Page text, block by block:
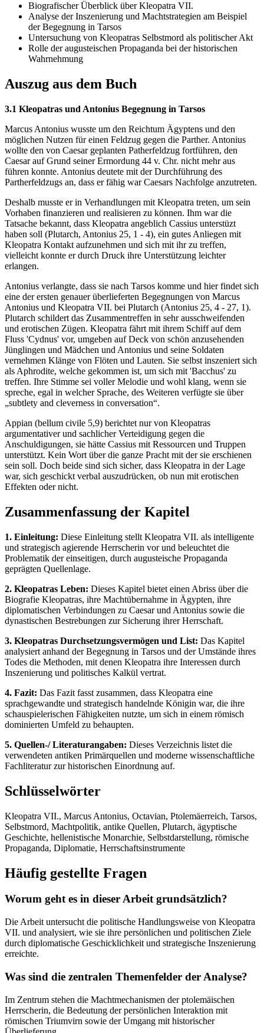
Biografischer Überblick über Kleopatra VII.
Analyse der Inszenierung und Machtstrategien am Beispiel
der Begegnung in Tarsos
Untersuchung von Kleopatras Selbstmord als politischer Akt
Rolle der augusteischen Propaganda bei der historischen
Wahrnehmung
Auszug aus dem Buch
3.1 Kleopatras und Antonius Begegnung in Tarsos
Marcus Antonius wusste um den Reichtum Ägyptens und den
möglichen Nutzen für einen Feldzug gegen die Parther. Antonius
wollte den von Caesar geplanten Patherfeldzug fortführen, den
Caesar auf Grund seiner Ermordung 44 v. Chr. nicht mehr aus
führen konnte. Antonius deutete mit der Durchführung des
Partherfeldzugs an, dass er fähig war Caesars Nachfolge anzutreten.
Deshalb musste er in Verhandlungen mit Kleopatra treten, um sein
Vorhaben finanzieren und realisieren zu können. Ihm war die
Tatsache bekannt, dass Kleopatra angeblich Cassius unterstüzt
haben soll (Plutarch, Antonius 25, 1 - 4), ein gutes Anliegen mit
Kleopatra Kontakt aufzunehmen und sich mit ihr zu treffen,
vielleicht konnte er durch Druck ihre Unterstützung leichter
erlangen.
Antonius verlangte, dass sie nach Tarsos komme und hier findet sich
eine der ersten genauer überlieferten Begegnungen von Marcus
Antonius und Kleopatra VII. bei Plutarch (Antonius 25, 4 - 27, 1).
Plutarch schildert das Zusammentreffen in sehr ausschweifenden
und erotischen Zügen. Kleopatra fährt mit ihrem Schiff auf dem
Fluss 'Cydnus' vor, umgeben auf Deck von schön anzusehenden
Jünglingen und Mädchen und Antonius und seine Soldaten
vernehmen Klänge von Flöten und Lauten. Sie selbst inszeniert sich
als Aphrodite, welche gekommen ist, um sich mit 'Bacchus' zu
treffen. Ihre Stimme sei voller Melodie und wohl klang, wenn sie
spreche, egal in welcher Sprache, des Weiteren verfügte sie über
„subtlety and cleverness in conversation“.
Appian (bellum civile 5,9) berichtet nur von Kleopatras
argumentativer und sachlicher Verteidigung gegen die
Anschuldigungen, sie hätte Cassius mit Ressourcen und Truppen
unterstützt. Kein Wort über die ganze Pracht mit der sie erschienen
sein soll. Doch beide sind sich sicher, dass Kleopatra in der Lage
war, sich geschickt verbal auszudrücken, ob nun mit erotischen
Effekten oder nicht.
Zusammenfassung der Kapitel
1. Einleitung: Diese Einleitung stellt Kleopatra VII. als intelligente
und strategisch agierende Herrscherin vor und beleuchtet die
Problematik der einseitigen, durch augusteische Propaganda
geprägten Quellenlage.
2. Kleopatras Leben: Dieses Kapitel bietet einen Abriss über die
Biografie Kleopatras, ihre Machtübernahme in Ägypten, ihre
diplomatischen Verbindungen zu Caesar und Antonius sowie die
dynastischen Bestrebungen zur Sicherung ihrer Herrschaft.
3. Kleopatras Durchsetzungsvermögen und List: Das Kapitel
analysiert anhand der Begegnung in Tarsos und der Umstände ihres
Todes die Methoden, mit denen Kleopatra ihre Interessen durch
Inszenierung und politisches Kalkül vertrat.
4. Fazit: Das Fazit fasst zusammen, dass Kleopatra eine
sprachgewandte und strategisch handelnde Königin war, die ihre
schauspielerischen Fähigkeiten nutzte, um sich in einem römisch
dominierten Umfeld zu behaupten.
5. Quellen-/ Literaturangaben: Dieses Verzeichnis listet die
verwendeten antiken Primärquellen und moderne wissenschaftliche
Fachliteratur zur historischen Einordnung auf.
Schlüsselwörter
Kleopatra VII., Marcus Antonius, Octavian, Ptolemäerreich, Tarsos,
Selbstmord, Machtpolitik, antike Quellen, Plutarch, ägyptische
Geschichte, hellenistische Monarchie, Selbstdarstellung, römische
Propaganda, Diplomatie, Herrschaftsinstrumente
Häufig gestellte Fragen
Worum geht es in dieser Arbeit grundsätzlich?
Die Arbeit untersucht die politische Handlungsweise von Kleopatra
VII. und analysiert, wie sie ihre persönlichen und politischen Ziele
durch diplomatische Geschicklichkeit und strategische Inszenierung
erreichte.
Was sind die zentralen Themenfelder der Analyse?
Im Zentrum stehen die Machtmechanismen der ptolemäischen
Herrscherin, die Bedeutung der persönlichen Interaktion mit
römischen Triumvirn sowie der Umgang mit historischer